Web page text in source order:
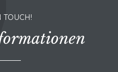
TOUCH!